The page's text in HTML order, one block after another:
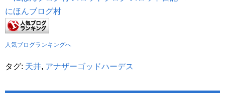
にほんブログ村
人気ブログランキングへ
タグ: 天井, アナザーゴッドハーデス